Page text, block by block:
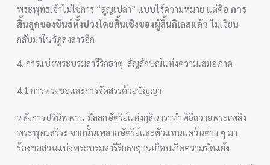
พระพุทธเจ้าไม่ใช่การ “สูญเปล่า” แบบไร้ความหมาย แต่คือการ
สิ้นสุดของขันธ์ทั้งปวงโดยสิ้นเชิงของผู้สิ้นกิเลสแล้ว ไม่เวียน
กลับมาในวัฏสงสารอีก
4. การแบ่งพระบรมสารีริกธาตุ: สัญลักษณ์แห่งความเสมอภาค
4.1 การทวงขอและการจัดสรรด้วยปัญญา
หลังการปรินิพพาน มัลลกษัตริย์แห่งกุสินาราทำพิธีถวายพระเพลิง
พระพุทธสรีระ จากนั้นเหล่ากษัตริย์และตัวแทนแคว้นต่าง ๆ มา
ร้องขอส่วนแบ่งพระบรมสารีริกธาตุจนเกือบเกิดความขัดแย้ง